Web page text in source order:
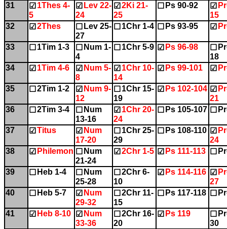
31 ☑ 1Thes 4-
5
☑ Lev 22-
24
☑ 2Ki 21-
25
☐ Ps 90-92 ☑
15
32
☑ 2Thes ☐ Lev 25-
27
☐ 1Chr 1-4 ☐ Ps 93-95 ☑
33 ☐ 1Tim 1-3 ☐ Num 1-
4
☐ 1Chr 5-9 ☑ Ps 96-98 ☐
18
34
☑ 1Tim 4-6 ☑ Num 5-
8
☑ 1Chr 10-
14
☑ Ps 99-101 ☑
35 ☐ 2Tim 1-2 ☑ Num 9-
12
☐ 1Chr 15-
19
☑ Ps 102-104 ☑
21
36
☐ 2Tim 3-4 ☐ Num
13-16
☑ 1Chr 20-
24
☐ Ps 105-107 ☐
37 ☑ Titus ☑ Num
17-20
☐ 1Chr 25-
29
☐ Ps 108-110 ☑
24
38
☑ Philemon ☐ Num
21-24
☑ 2Chr 1-5 ☑ Ps 111-113 ☐
39 ☐ Heb 1-4 ☐ Num
25-28
☐ 2Chr 6-
10
☑ Ps 114-116 ☑
27
40
☐ Heb 5-7 ☑ Num
29-32
☐ 2Chr 11-
15
☐ Ps 117-118 ☐
41 ☑ Heb 8-10 ☑ Num
33-36
☐ 2Chr 16-
20
☑ Ps 119 ☐
30